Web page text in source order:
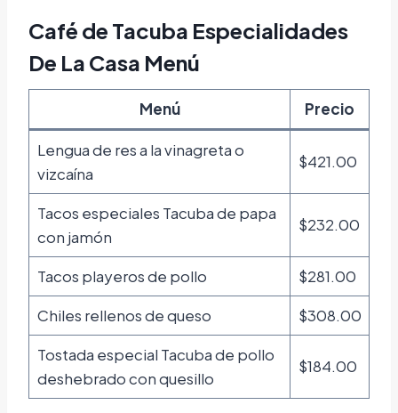
Café de Tacuba Especialidades
De La Casa Menú
Menú Precio
Lengua de res a la vinagreta o
vizcaína
$421.00
Tacos especiales Tacuba de papa
con jamón
$232.00
Tacos playeros de pollo
$281.00
Chiles rellenos de queso
$308.00
Tostada especial Tacuba de pollo
deshebrado con quesillo
$184.00